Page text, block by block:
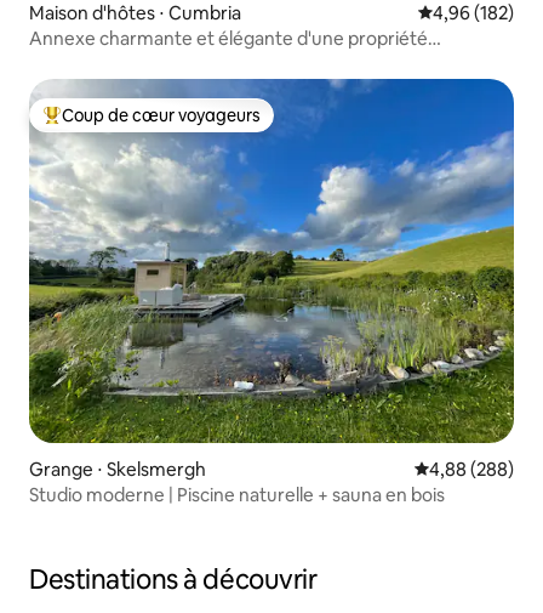
Maison d'hôtes ⋅ Cumbria Évaluation
4,96 (182)
Annexe charmante et élégante d'une propriété
Coups de cœur voyageurs les plus appréciés
Coup de cœur voyageurs
Grange ⋅ Skelsmergh Évaluation
4,88 (288)
Studio moderne | Piscine naturelle + sauna en bois
Destinations à découvrir